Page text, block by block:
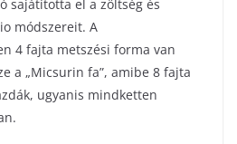
sajátította el a zöltség és
módszereit. A
4 fajta metszési forma van
a „Micsurin fa”, amibe 8 fajta
ugyanis mindketten